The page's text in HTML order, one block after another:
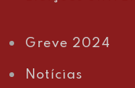
Greve 2024
Notícias